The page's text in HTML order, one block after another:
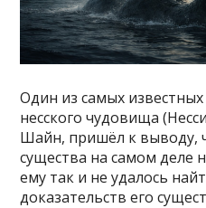
Один из самых
несского чудовища
Шайн, пришёл к выводу,
существа на самом деле
ему так и не удалось
доказательств его